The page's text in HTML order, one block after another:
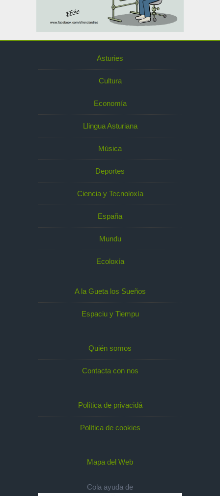
Asturies
Cultura
Economía
Llingua Asturiana
Música
Deportes
Ciencia y Tecnoloxía
España
Mundu
Ecoloxía
A la Gueta los Sueños
Espaciu y Tiempu
Quién somos
Contacta con nos
Política de privacidá
Política de cookies
Mapa del Web
Cola ayuda de